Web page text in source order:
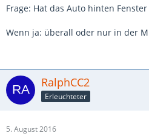
Frage: Hat das Auto hinten
Wenn ja: überall oder nur in der
RalphCC2
Erleuchteter
5. August 2016